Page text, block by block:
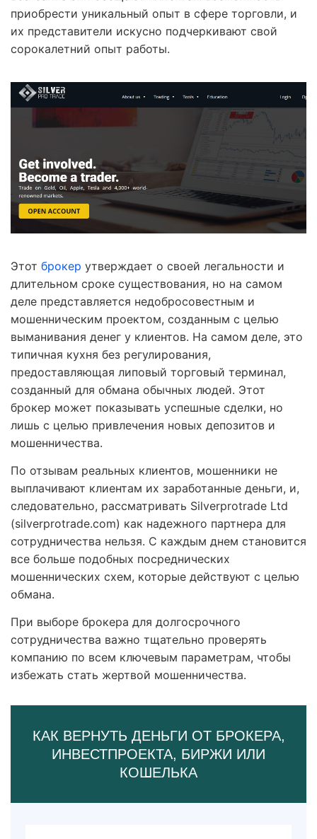
приобрести уникальный опыт в сфере торговли, и
их представители искусно подчеркивают свой
сорокалетний опыт работы.
Этот брокер утверждает о своей легальности и
длительном сроке существования, но на самом
деле представляется недобросовестным и
мошенническим проектом, созданным с целью
выманивания денег у клиентов. На самом деле, это
типичная кухня без регулирования,
предоставляющая липовый торговый терминал,
созданный для обмана обычных людей. Этот
брокер может показывать успешные сделки, но
лишь с целью привлечения новых депозитов и
мошенничества.
По отзывам реальных клиентов, мошенники не
выплачивают клиентам их заработанные деньги, и,
следовательно, рассматривать Silverprotrade Ltd
(silverprotrade.com) как надежного партнера для
сотрудничества нельзя. С каждым днем становится
все больше подобных посреднических
мошеннических схем, которые действуют с целью
обмана.
При выборе брокера для долгосрочного
сотрудничества важно тщательно проверять
компанию по всем ключевым параметрам, чтобы
избежать стать жертвой мошенничества.
КАК ВЕРНУТЬ ДЕНЬГИ ОТ БРОКЕРА,
ИНВЕСТПРОЕКТА, БИРЖИ ИЛИ
КОШЕЛЬКА